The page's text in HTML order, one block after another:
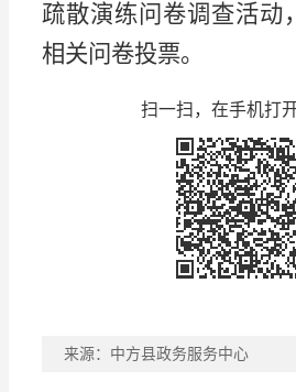
疏散演练问卷调查活动
相关问卷投票。
扫一扫，在手机打
来源：中方县政务服务中心